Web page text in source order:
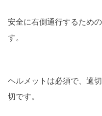
安全に右側通行するため
す。
ヘルメットは必須で、適
切です。